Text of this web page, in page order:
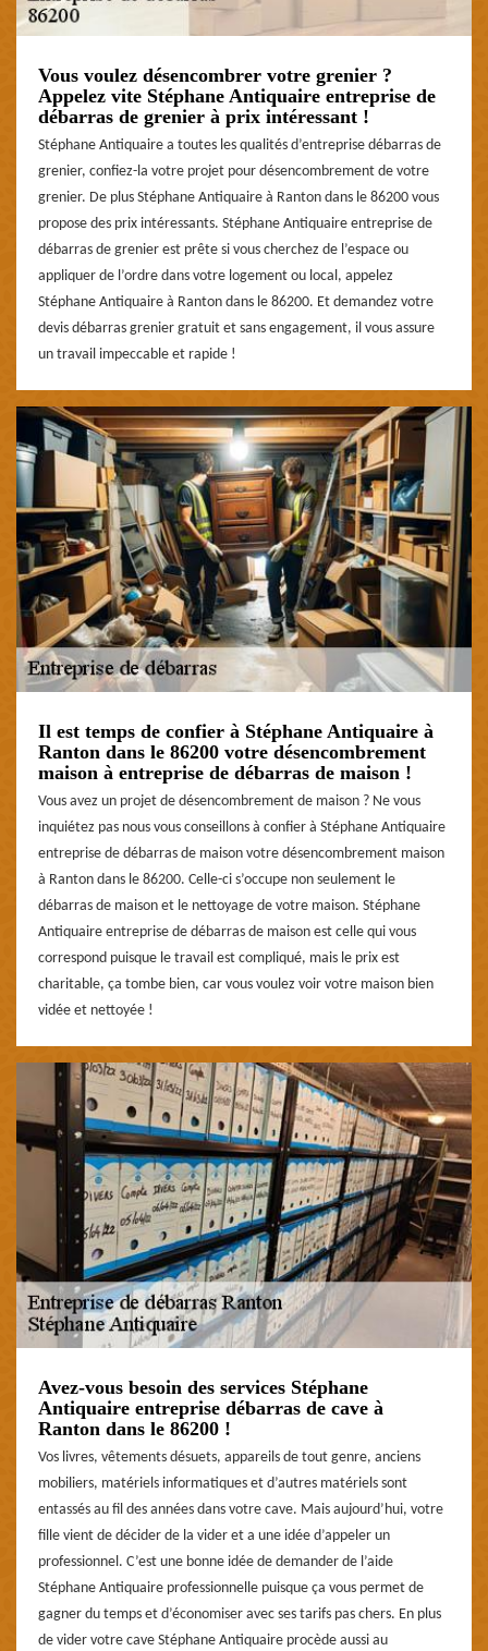
Vous voulez désencombrer votre grenier ?
Appelez vite Stéphane Antiquaire entreprise de
débarras de grenier à prix intéressant !
Stéphane Antiquaire a toutes les qualités d’entreprise débarras de
grenier, confiez-la votre projet pour désencombrement de votre
grenier. De plus Stéphane Antiquaire à Ranton dans le 86200 vous
propose des prix intéressants. Stéphane Antiquaire entreprise de
débarras de grenier est prête si vous cherchez de l’espace ou
appliquer de l’ordre dans votre logement ou local, appelez
Stéphane Antiquaire à Ranton dans le 86200. Et demandez votre
devis débarras grenier gratuit et sans engagement, il vous assure
un travail impeccable et rapide !
Il est temps de confier à Stéphane Antiquaire à
Ranton dans le 86200 votre désencombrement
maison à entreprise de débarras de maison !
Vous avez un projet de désencombrement de maison ? Ne vous
inquiétez pas nous vous conseillons à confier à Stéphane Antiquaire
entreprise de débarras de maison votre désencombrement maison
à Ranton dans le 86200. Celle-ci s’occupe non seulement le
débarras de maison et le nettoyage de votre maison. Stéphane
Antiquaire entreprise de débarras de maison est celle qui vous
correspond puisque le travail est compliqué, mais le prix est
charitable, ça tombe bien, car vous voulez voir votre maison bien
vidée et nettoyée !
Avez-vous besoin des services Stéphane
Antiquaire entreprise débarras de cave à
Ranton dans le 86200 !
Vos livres, vêtements désuets, appareils de tout genre, anciens
mobiliers, matériels informatiques et d’autres matériels sont
entassés au fil des années dans votre cave. Mais aujourd’hui, votre
fille vient de décider de la vider et a une idée d’appeler un
professionnel. C’est une bonne idée de demander de l’aide
Stéphane Antiquaire professionnelle puisque ça vous permet de
gagner du temps et d’économiser avec ses tarifs pas chers. En plus
de vider votre cave Stéphane Antiquaire procède aussi au